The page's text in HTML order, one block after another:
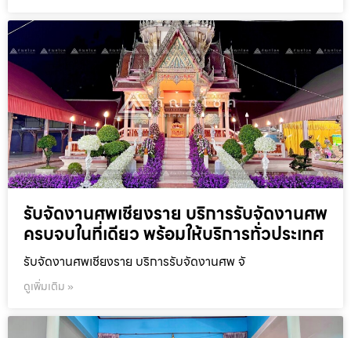
รับจัดงานศพเชียงราย บริการรับจัดงานศพ
ครบจบในที่เดียว พร้อมให้บริการทั่วประเทศ
รับจัดงานศพเชียงราย บริการรับจัดงานศพ จั
ดูเพิ่มเติม »